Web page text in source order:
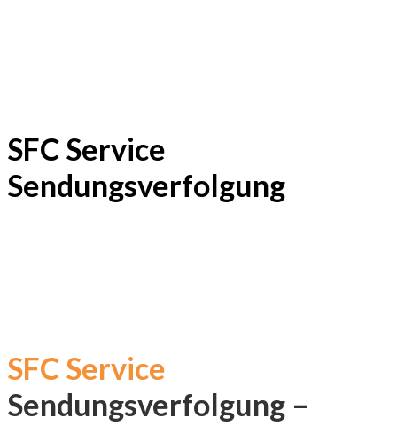
SFC Service
Sendungsverfolgung
SFC Service
Sendungsverfolgung –